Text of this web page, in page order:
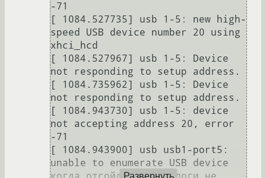
-71
[ 1084.527735] usb 1-5: new high-
speed USB device number 20 using
xhci_hcd
[ 1084.527967] usb 1-5: Device
not responding to setup address.
[ 1084.735962] usb 1-5: Device
not responding to setup address.
[ 1084.943730] usb 1-5: device
not accepting address 20, error
-71
[ 1084.943900] usb usb1-port5:
unable to enumerate USB device
Развернуть